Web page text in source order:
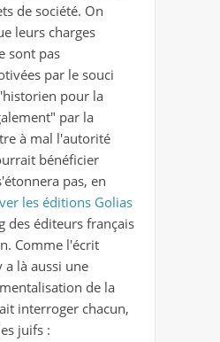
de société. On
leurs charges
sont pas
par le souci
pour la
par la
à mal l'autorité
bénéficier
pas, en
les éditions Golias
des éditeurs français
Comme l'écrit
a là aussi une
de la
interroger chacun,
juifs :